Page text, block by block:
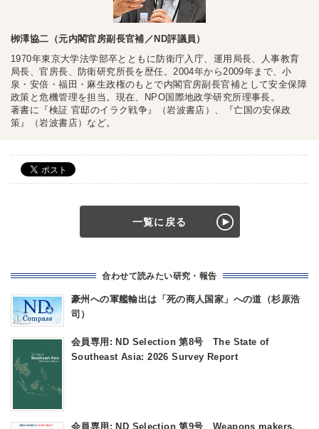
栁澤協二（元内閣官房副長官補／ND評議員）
1970年東京大学法学部卒とともに防衛庁入庁、運用局長、人事教育
局長、官房長、防衛研究所長を歴任。2004年から2009年まで、小
泉・安倍・福田・麻生政権のもとで内閣官房副長官補として安全保障
政策と危機管理を担当。現在、NPO国際地政学研究所理事長。
著書に『検証 官邸のイラク戦争』（岩波書店）、『亡国の安保政
策』（岩波書店）など。
一覧に戻る
合わせて読みたい研究・報告
豪州への軍艦輸出は「死の商人国家」への道（杉原浩
司）
会員専用: ND Selection 第8号 The State of
Southeast Asia: 2026 Survey Report
会員専用: ND Selection 第9号 Weapons makers,